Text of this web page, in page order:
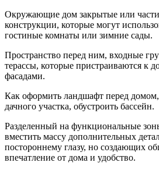
Окружающие дом закрытые или
конструкции, которые могут
гостиные комнаты или зимние сады.
Пространство перед ним, входные
терассы, которые пристраиваются к
фасадами.
Как оформить ландшафт перед домом,
дачного участка, обустроить бассейн.
Разделенный на функциональные
вместить массу дополнительных
постороннему глазу, но создающих
впечатление от дома и удобство.